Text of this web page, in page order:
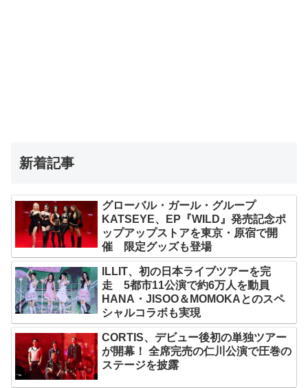
新着記事
グローバル・ガール・グループ
KATSEYE、EP『WILD』発売記念ポ
ップアップストアを東京・原宿で開
催 限定グッズも登場
ILLIT、初の日本ライブツアーを完
走 5都市11公演で約6万人を動員
HANA・JISOO＆MOMOKAとのスペ
シャルコラボも実現
CORTIS、デビュー後初の単独ツアー
が開幕！ 全席完売の仁川公演で圧巻の
ステージを披露